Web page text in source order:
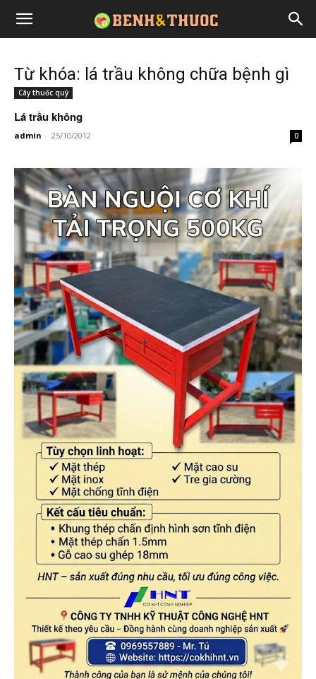
Từ khóa: lá trầu không chữa bệnh gì
Cây thuốc quý
Lá trầu không
admin - 25/10/2012 0